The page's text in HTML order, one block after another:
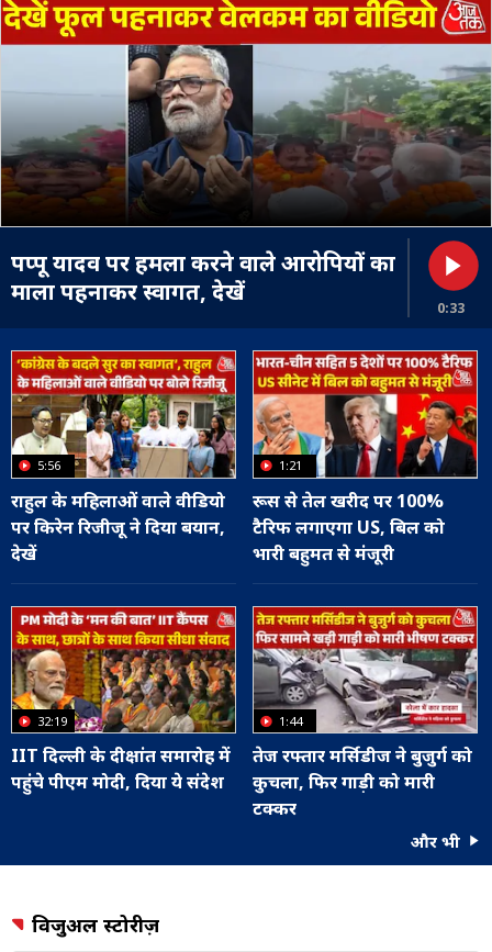
5:56
राहुल के महिलाओं वाले वीडियो
पर किरेन रिजीजू ने दिया बयान,
देखें
1:21
रूस से तेल खरीद पर 100%
टैरिफ लगाएगा US, बिल को
भारी बहुमत से मंजूरी
पप्पू यादव पर हमला करने वाले आरोपियों का
माला पहनाकर स्वागत, देखें
0:33
32:19
IIT दिल्ली के दीक्षांत समारोह में
पहुंचे पीएम मोदी, दिया ये संदेश
1:44
तेज रफ्तार मर्सिडीज ने बुजुर्ग को
कुचला, फिर गाड़ी को मारी
टक्कर
और भी
विजुअल स्टोरीज़